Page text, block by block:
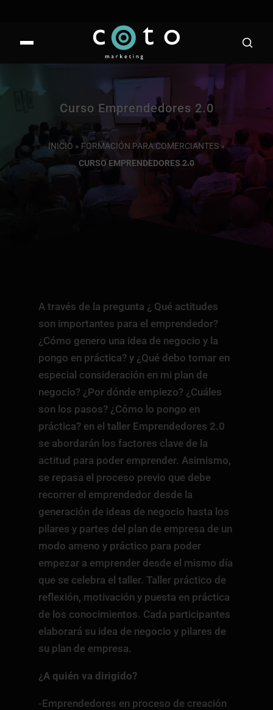
Curso Emprendedores 2.0
INICIO » FORMACIÓN PARA COMERCIANTES»
CURSO EMPRENDEDORES 2.0
A través de la pregunta ¿ Qué actitudes
son importantes para el emprendedor?
¿Cómo genero una idea de negocio y la
pongo en práctica? y ¿Qué debo tomar en
especial consideración en mi plan de
negocio? ¿Por dónde empiezo? ¿Cuáles
son los pasos? ¿Cómo lo pongo en
práctica? en el taller Emprendedores 2.0
se abordarán los factores clave de la
actitud para poder emprender. Asimismo,
se repasa el proceso previo que debe
recorrer el emprendedor desde la
generación de ideas de negocio hasta los
pilares y partes del plan de empresa de un
modo ameno y práctico para poder
empezar a emprender desde el mismo día
que se celebra el taller. Taller práctico de
reflexión, motivación y puesta en práctica
de los conocimientos. Cada participantes
elaborará su idea de negocio y pilares de
su plan de empresa.
¿A quién va dirigido?
-Emprendedores en proceso de creación